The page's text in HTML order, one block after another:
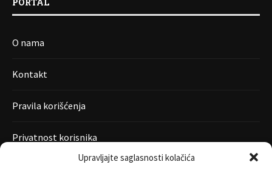
Upravljajte saglasnosti kolačića
PORTAL
O nama
Kontakt
Pravila korišćenja
Privatnost korisnika